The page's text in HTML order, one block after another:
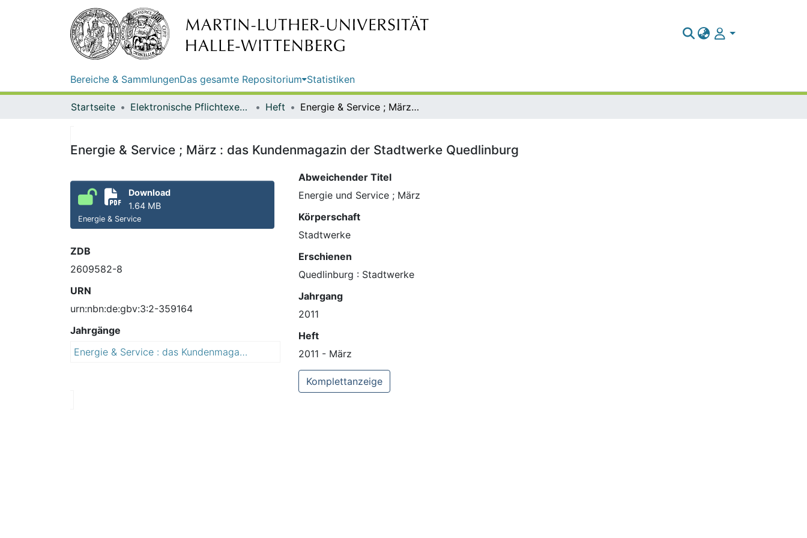
Bereiche & SammlungenDas gesamte Repositorium Statistiken
Startseite Elektronische Pflichtexemplare Heft Energie & Service ; März : das Kundenmagazin der Stadtwerke Quedlinburg
Energie & Service ; März : das Kundenmagazin der Stadtwerke Quedlinburg
Download
1.64 MB
Energie & Service
ZDB
2609582-8
URN
urn:nbn:de:gbv:3:2-359164
Jahrgänge
Energie & Service : das Kundenmagazin der Stadtwerke Quedlinburg
Abweichender Titel
Energie und Service ; März
Körperschaft
Stadtwerke
Erschienen
Quedlinburg : Stadtwerke
Jahrgang
2011
Heft
2011 - März
Komplettanzeige